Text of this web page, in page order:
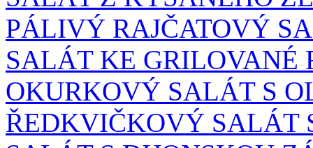
PÁLIVÝ RAJČATOVÝ
SALÁT KE GRILOVANÉ
OKURKOVÝ SALÁT S
ŘEDKVIČKOVÝ SALÁT